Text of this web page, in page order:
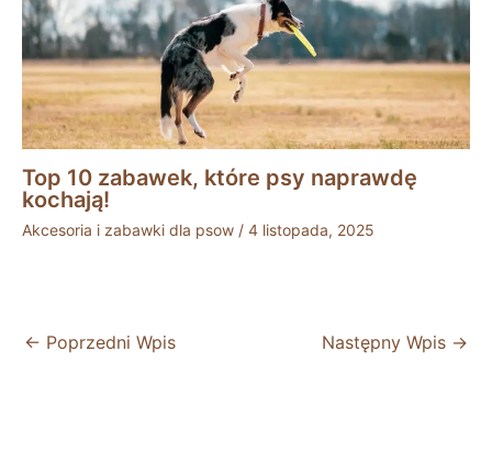
Top 10 zabawek, które psy naprawdę
kochają!
Akcesoria i zabawki dla psow / 4 listopada, 2025
← Poprzedni Wpis Następny Wpis →